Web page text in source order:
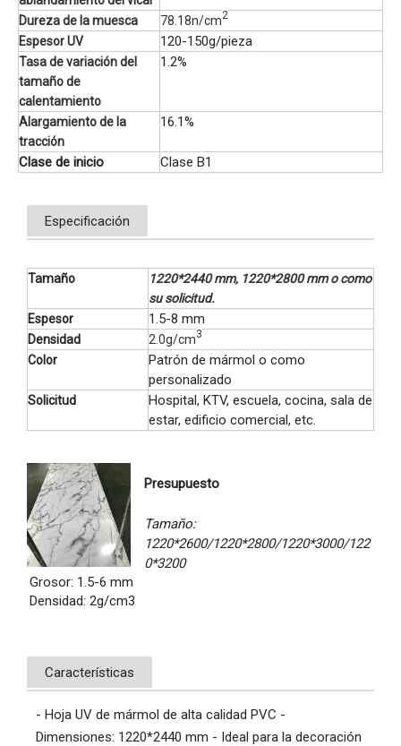
Dureza de la muesca
78.18n/cm2
Espesor UV 120-150g/pieza
Tasa de variación del
tamaño de
calentamiento
1.2%
Alargamiento de la
tracción
16.1%
Clase de inicio Clase B1
Especificación
Tamaño
1220*2440 mm, 1220*2800 mm o como
su solicitud.
Espesor
1.5-8 mm
Densidad 2.0g/cm3
Color
Patrón de mármol o como
personalizado
Solicitud
Hospital, KTV, escuela, cocina, sala de
estar, edificio comercial, etc.
Presupuesto
Tamaño:
1220*2600/1220*2800/1220*3000/122
0*3200
Grosor: 1.5-6 mm
Densidad: 2g/cm3
Características
- Hoja UV de mármol de alta calidad PVC -
Dimensiones: 1220*2440 mm - Ideal para la decoración